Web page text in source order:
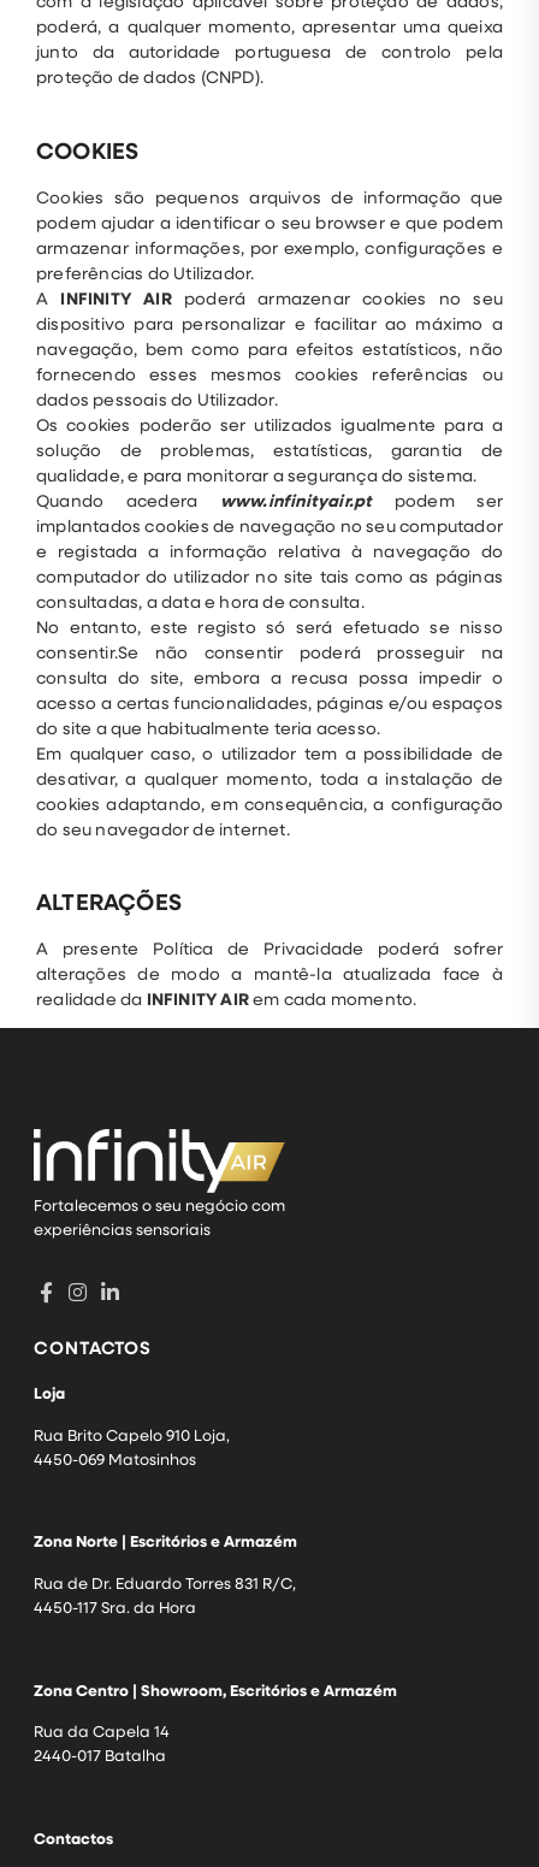
poderá, a qualquer momento, apresentar uma queixa
junto da autoridade portuguesa de controlo pela
proteção de dados (CNPD).
COOKIES
Cookies são pequenos arquivos de informação que
podem ajudar a identificar o seu browser e que podem
armazenar informações, por exemplo, configurações e
preferências do Utilizador.
A INFINITY AIRpoderá armazenar cookies no seu
dispositivo para personalizar e facilitar ao máximo a
navegação, bem como para efeitos estatísticos, não
fornecendo esses mesmos cookies referências ou
dados pessoais do Utilizador.
Os cookies poderão ser utilizados igualmente para a
solução de problemas, estatísticas, garantia de
qualidade, e para monitorar a segurança do sistema.
Quando acedera
www.infinityair.ptpodem ser
implantados cookies de navegação no seu computador
e registada a informação relativa à navegação do
computador do utilizador no site tais como as páginas
consultadas, a data e hora de consulta.
No entanto, este registo só será efetuado se nisso
consentir.Se não consentir poderá prosseguir na
consulta do site, embora a recusa possa impedir o
acesso a certas funcionalidades, páginas e/ou espaços
do site a que habitualmente teria acesso.
Em qualquer caso, o utilizador tem a possibilidade de
desativar, a qualquer momento, toda a instalação de
cookies adaptando, em consequência, a configuração
do seu navegador de internet.
ALTERAÇÕES
A presente Política de Privacidade poderá sofrer
alterações de modo a mantê-la atualizada face à
realidade da INFINITY AIRem cada momento.
Fortalecemos o seu negócio com
experiências sensoriais
CONTACTOS
Loja
Rua Brito Capelo 910 Loja,
4450-069 Matosinhos
Zona Norte | Escritórios e Armazém
Rua de Dr. Eduardo Torres 831 R/C,
4450-117 Sra. da Hora
Zona Centro | Showroom, Escritórios e Armazém
Rua da Capela 14
2440-017 Batalha
Contactos